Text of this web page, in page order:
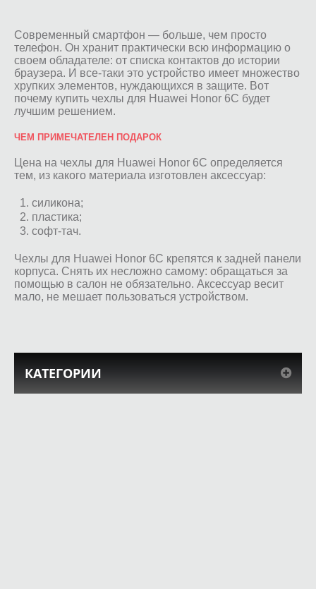
Современный смартфон — больше, чем просто
телефон. Он хранит практически всю информацию о
своем обладателе: от списка контактов до истории
браузера. И все-таки это устройство имеет множество
хрупких элементов, нуждающихся в защите. Вот
почему купить чехлы для Huawei Honor 6C будет
лучшим решением.
ЧЕМ ПРИМЕЧАТЕЛЕН ПОДАРОК
Цена на чехлы для Huawei Honor 6C определяется
тем, из какого материала изготовлен аксессуар:
силикона;
пластика;
софт-тач.
Чехлы для Huawei Honor 6C крепятся к задней панели
корпуса. Снять их несложно самому: обращаться за
помощью в салон не обязательно. Аксессуар весит
мало, не мешает пользоваться устройством.
КАТЕГОРИИ